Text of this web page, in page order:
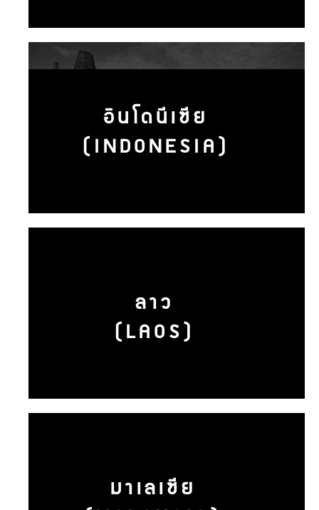
อินโดนีเซีย
(INDONESIA)
ลาว
(LAOS)
มาเลเซีย